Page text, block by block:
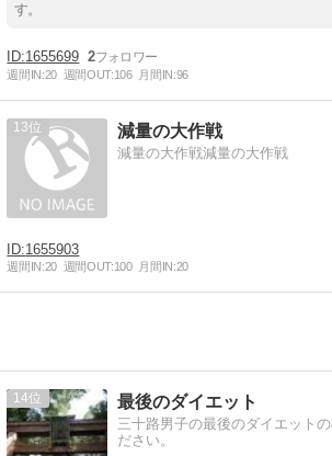
す。
1655699 2
週間IN:20 週間OUT:106 月間IN:96
13 減量の大作戦
減量の大作戦減量の大作戦
1655903
週間IN:20 週間OUT:100 月間IN:20
14 最後のダイエット
三十路男子の最後のダイエット
ださい。